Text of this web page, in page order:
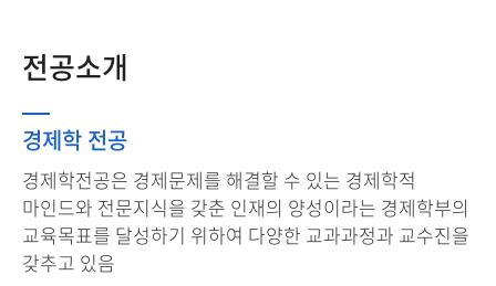
전공소개
경제학 전공
경제학전공은 경제문제를 해결할 수 있는 경제학적
마인드와 전문지식을 갖춘 인재의 양성이라는 경제학부의
교육목표를 달성하기 위하여 다양한 교과과정과 교수진을
갖추고 있음